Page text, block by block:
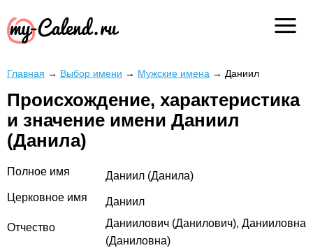
Главная → Выбор имени → Мужские имена → Даниил
Происхождение, характеристика
и значение имени Даниил
(Данила)
Полное имя
Даниил (Данила)
Церковное имя
Даниил
Отчество
Даниилович (Данилович), Данииловна
(Даниловна)